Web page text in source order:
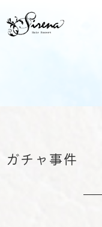
ガチャ事件